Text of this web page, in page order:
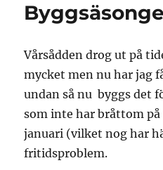
Vårsådden drog ut på
mycket men nu har jag
undan så nu byggs det
som inte har bråttom
januari (vilket nog har
fritidsproblem.